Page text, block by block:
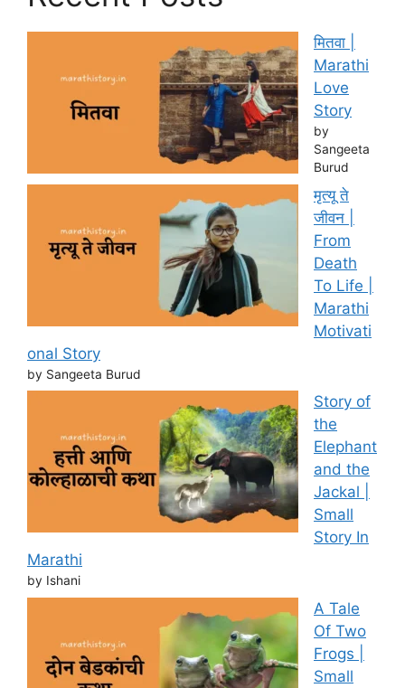
मितवा |
Marathi
Love
Story
by
Sangeeta
Burud
मृत्यू ते
जीवन |
From
Death
To Life |
Marathi
Motivati
onal Story
by Sangeeta Burud
Story of
the
Elephant
and the
Jackal |
Small
Story In
Marathi
by Ishani
A Tale
Of Two
Frogs |
Small